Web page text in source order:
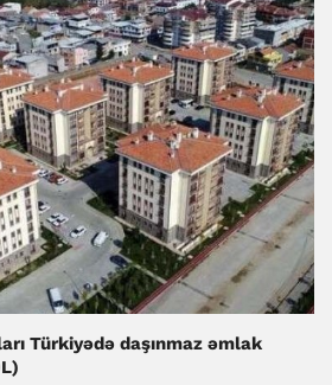
Türkiyədə daşınmaz əmlak